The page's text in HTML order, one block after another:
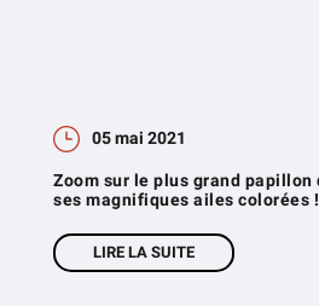
05 mai 2021
Zoom sur le plus grand papillon
ses magnifiques ailes colorées !
LIRE LA SUITE